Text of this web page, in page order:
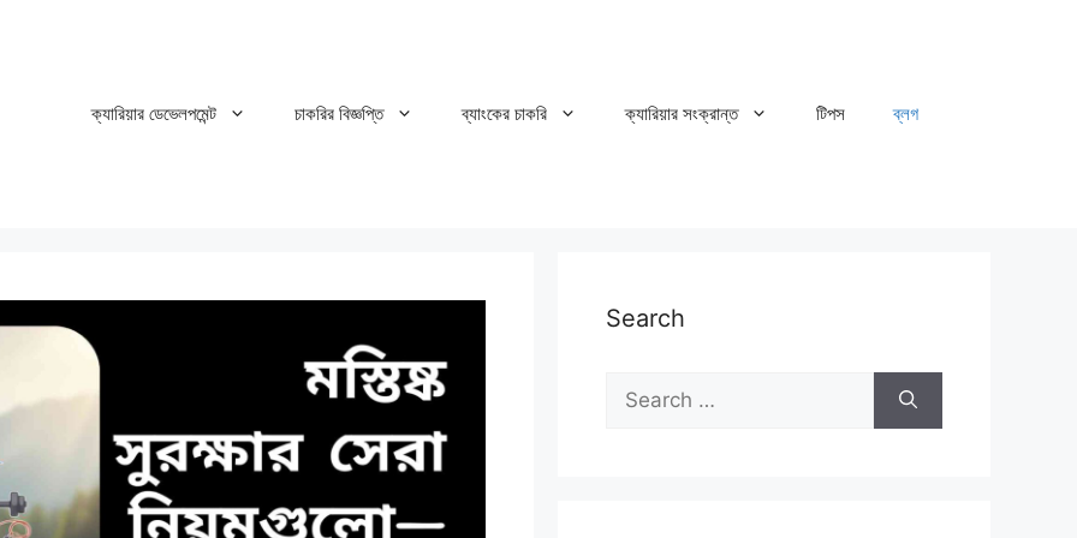
ক্যারিয়ার ডেভেলপমেন্ট চাকরির বিজ্ঞপ্তি ব্যাংকের চাকরি ক্যারিয়ার সংক্রান্ত টিপস ব্লগ
Search
Search
for: